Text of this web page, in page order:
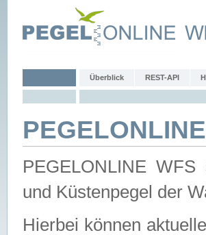
Überblick REST-API
PEGELONLINE
und Küstenpegel der
Hierbei können